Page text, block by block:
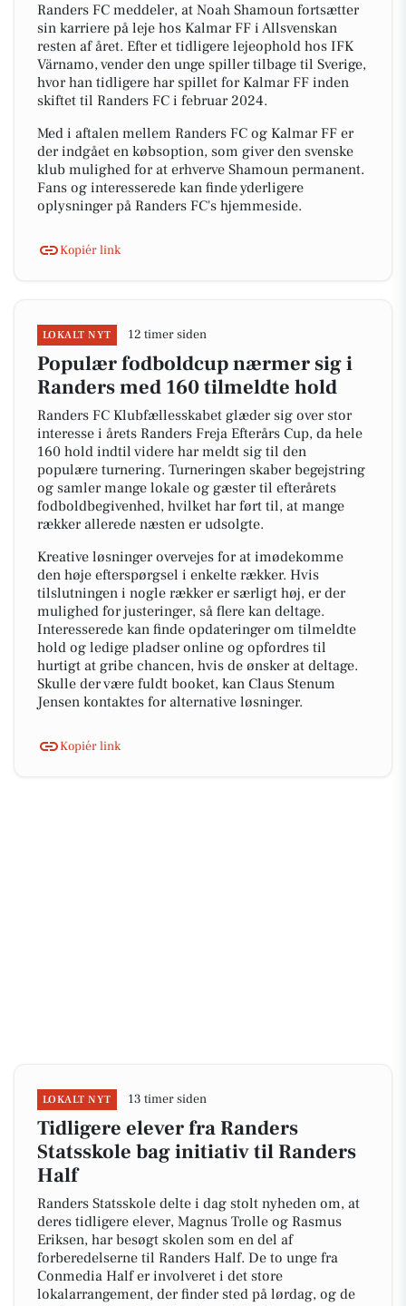
Randers FC meddeler, at Noah Shamoun fortsætter
sin karriere på leje hos Kalmar FF i Allsvenskan
resten af året. Efter et tidligere lejeophold hos IFK
Värnamo, vender den unge spiller tilbage til Sverige,
hvor han tidligere har spillet for Kalmar FF inden
skiftet til Randers FC i februar 2024.
Med i aftalen mellem Randers FC og Kalmar FF er
der indgået en købsoption, som giver den svenske
klub mulighed for at erhverve Shamoun permanent.
Fans og interesserede kan finde yderligere
oplysninger på Randers FC's hjemmeside.
Kopiér link
LOKALT NYT 12 timer siden
Populær fodboldcup nærmer sig i
Randers med 160 tilmeldte hold
Randers FC Klubfællesskabet glæder sig over stor
interesse i årets Randers Freja Efterårs Cup, da hele
160 hold indtil videre har meldt sig til den
populære turnering. Turneringen skaber begejstring
og samler mange lokale og gæster til efterårets
fodboldbegivenhed, hvilket har ført til, at mange
rækker allerede næsten er udsolgte.
Kreative løsninger overvejes for at imødekomme
den høje efterspørgsel i enkelte rækker. Hvis
tilslutningen i nogle rækker er særligt høj, er der
mulighed for justeringer, så flere kan deltage.
Interesserede kan finde opdateringer om tilmeldte
hold og ledige pladser online og opfordres til
hurtigt at gribe chancen, hvis de ønsker at deltage.
Skulle der være fuldt booket, kan Claus Stenum
Jensen kontaktes for alternative løsninger.
Kopiér link
LOKALT NYT 13 timer siden
Tidligere elever fra Randers
Statsskole bag initiativ til Randers
Half
Randers Statsskole delte i dag stolt nyheden om, at
deres tidligere elever, Magnus Trolle og Rasmus
Eriksen, har besøgt skolen som en del af
forberedelserne til Randers Half. De to unge fra
Conmedia Half er involveret i det store
lokalarrangement, der finder sted på lørdag, og de